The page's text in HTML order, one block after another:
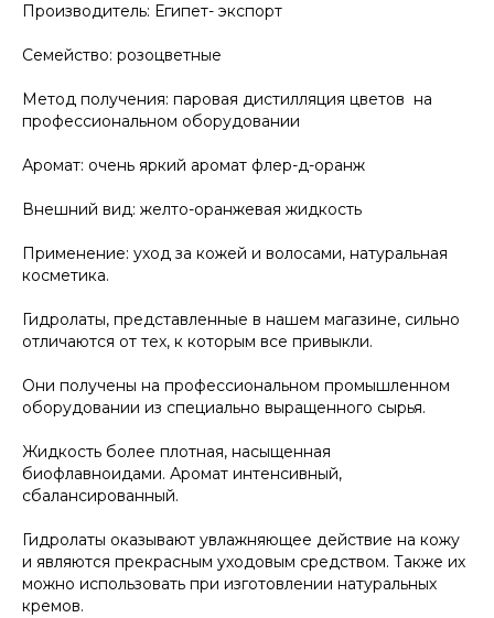
Производитель: Египет- экспорт
Семейство: розоцветные
Метод получения: паровая дистилляция цветов на
профессиональном оборудовании
Аромат: очень яркий аромат флер-д-оранж
Внешний вид: желто-оранжевая жидкость
Применение: уход за кожей и волосами, натуральная
косметика.
Гидролаты, представленные в нашем магазине, сильно
отличаются от тех, к которым все привыкли.
Они получены на профессиональном промышленном
оборудовании из специально выращенного сырья.
Жидкость более плотная, насыщенная
биофлавноидами. Аромат интенсивный,
сбалансированный.
Гидролаты оказывают увлажняющее действие на кожу
и являются прекрасным уходовым средством. Также их
можно использовать при изготовлении натуральных
кремов.